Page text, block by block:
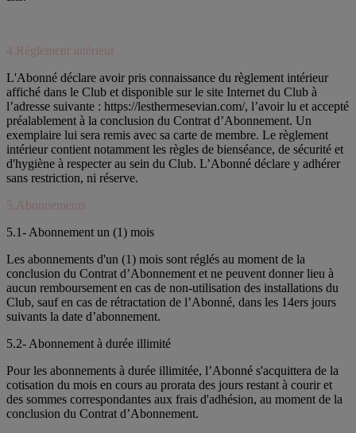
4.Réglement intérieur
L'Abonné déclare avoir pris connaissance du règlement intérieur
affiché dans le Club et disponible sur le site Internet du Club à
l’adresse suivante : https://lesthermesevian.com/, l’avoir lu et accepté
préalablement à la conclusion du Contrat d’Abonnement. Un
exemplaire lui sera remis avec sa carte de membre. Le règlement
intérieur contient notamment les règles de bienséance, de sécurité et
d'hygiène à respecter au sein du Club. L’Abonné déclare y adhérer
sans restriction, ni réserve.
5.Abonnements
5.1- Abonnement un (1) mois
Les abonnements d'un (1) mois sont réglés au moment de la
conclusion du Contrat d’Abonnement et ne peuvent donner lieu à
aucun remboursement en cas de non-utilisation des installations du
Club, sauf en cas de rétractation de l’Abonné, dans les 14ers jours
suivants la date d’abonnement.
5.2- Abonnement à durée illimité
Pour les abonnements à durée illimitée, l’Abonné s'acquittera de la
cotisation du mois en cours au prorata des jours restant à courir et
des sommes correspondantes aux frais d'adhésion, au moment de la
conclusion du Contrat d’Abonnement.